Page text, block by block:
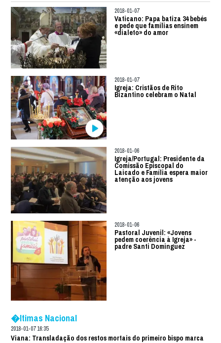
2018-01-07
Vaticano: Papa batiza 34 bebés
e pede que famílias ensinem
«dialeto» do amor
2018-01-07
Igreja: Cristãos de Rito
Bizantino celebram o Natal
2018-01-06
Igreja/Portugal: Presidente da
Comissão Episcopal do
Laicado e Família espera maior
atenção aos jovens
2018-01-06
Pastoral Juvenil: «Jovens
pedem coerência à Igreja» -
padre Santi Dominguez
�ltimas Nacional
2018-01-07 16:35
Viana: Transladação dos restos mortais do primeiro bispo marca